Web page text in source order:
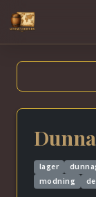
lager
modning